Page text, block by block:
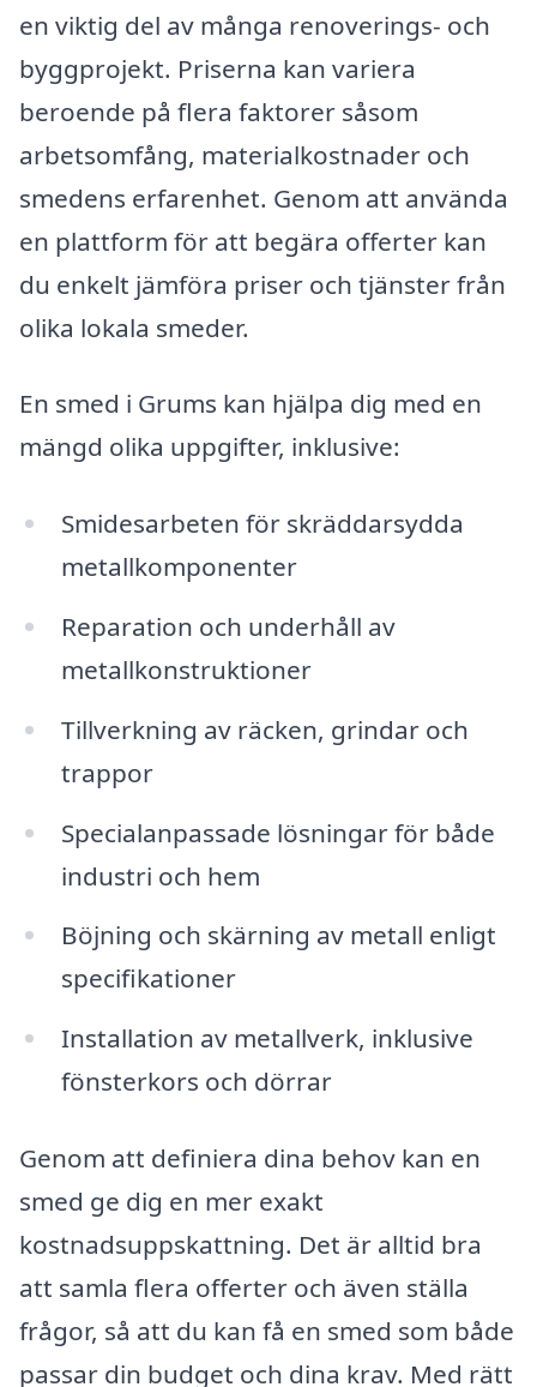
en viktig del av många renoverings- och
byggprojekt. Priserna kan variera
beroende på flera faktorer såsom
arbetsomfång, materialkostnader och
smedens erfarenhet. Genom att använda
en plattform för att begära offerter kan
du enkelt jämföra priser och tjänster från
olika lokala smeder.
En smed i Grums kan hjälpa dig med en
mängd olika uppgifter, inklusive:
Smidesarbeten för skräddarsydda
metallkomponenter
Reparation och underhåll av
metallkonstruktioner
Tillverkning av räcken, grindar och
trappor
Specialanpassade lösningar för både
industri och hem
Böjning och skärning av metall enligt
specifikationer
Installation av metallverk, inklusive
fönsterkors och dörrar
Genom att definiera dina behov kan en
smed ge dig en mer exakt
kostnadsuppskattning. Det är alltid bra
att samla flera offerter och även ställa
frågor, så att du kan få en smed som både
passar din budget och dina krav. Med rätt